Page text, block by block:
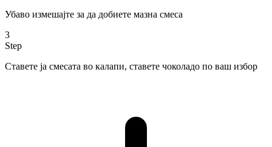
Убаво измешајте за да добиете мазна смеса
3
Step
Ставете ја смесата во калапи, ставете чоколадо по ваш избор